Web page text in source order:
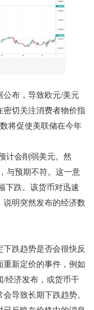
公布，导致欧元/美元
切关注消费者物价指
将促使美联储在今年
计会削弱美元。然
与预期不符。这一意
下跌。该货币对迅速
明突然发布的经济数
跌趋势是否会很快反
新定价的事件，例如
/经济发布，或货币干
导致长期下跌趋势。